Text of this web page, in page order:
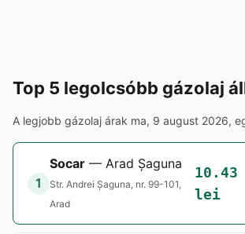
Top 5 legolcsóbb gázolaj
A legjobb gázolaj árak ma, 9 august 2026,
1
Socar — Arad Șaguna
Str. Andrei Șaguna, nr. 99-101,
Arad
10.43
lei